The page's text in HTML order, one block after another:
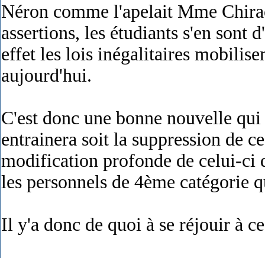
Néron comme l'apelait Mme
assertions, les étudiants s'en sont
effet les lois inégalitaires
aujourd'hui.
C'est donc une bonne nouvelle
entrainera soit la suppression de
modification profonde de celui-ci
les personnels de 4ème catégorie
Il y'a donc de quoi à se réjouir à